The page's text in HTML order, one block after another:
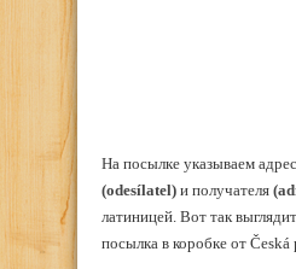
На посылке указываем
(odesílatel) и получателя
латиницей. Вот так
посылка в коробке от Česká